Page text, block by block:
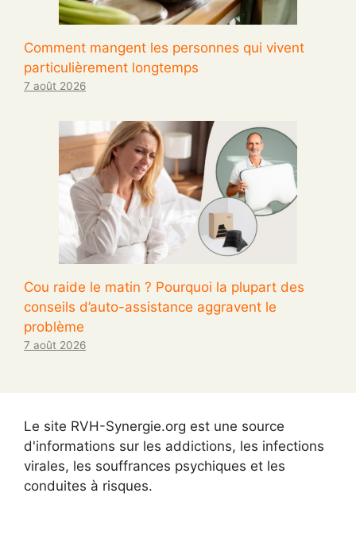
Comment mangent les personnes qui vivent
particulièrement longtemps
7 août 2026
Cou raide le matin ? Pourquoi la plupart des
conseils d’auto-assistance aggravent le
problème
7 août 2026
Le site RVH-Synergie.org est une source
d'informations sur les addictions, les infections
virales, les souffrances psychiques et les
conduites à risques.